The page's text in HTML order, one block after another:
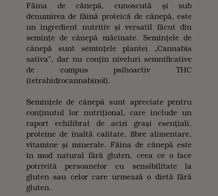
Făina de cânepă, cunoscută și sub
denumirea de făină proteică de cânepă, este
un ingredient nutritiv și versatil făcut din
semințe de cânepă măcinate. Semințele de
cânepă sunt semințele plantei „Cannabis
sativa”, dar nu conțin niveluri semnificative
de compus psihoactiv THC
(tetrahidrocannabinol).
Semințele de cânepă sunt apreciate pentru
conținutul lor nutrițional, care include un
raport echilibrat de acizi grași esențiali,
proteine de înaltă calitate, fibre alimentare,
vitamine și minerale. Făina de cânepă este
în mod natural fără gluten, ceea ce o face
potrivită persoanelor cu sensibilitate la
gluten sau celor care urmează o dietă fără
gluten.